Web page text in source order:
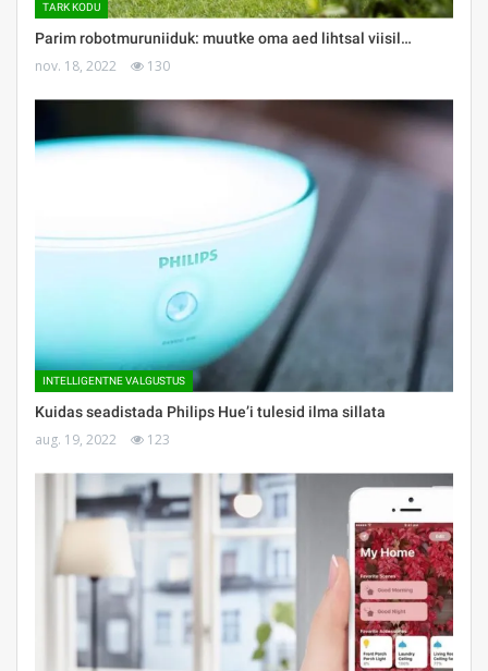
TARK KODU
Parim robotmuruniiduk: muutke oma aed lihtsal viisil…
nov. 18, 2022 130
INTELLIGENTNE VALGUSTUS
Kuidas seadistada Philips Hue’i tulesid ilma sillata
aug. 19, 2022 123